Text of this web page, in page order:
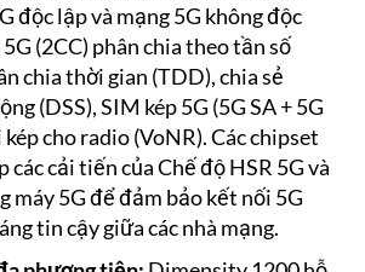
độc lập và mạng 5G không độc
(2CC) phân chia theo tần số
chia thời gian (TDD), chia sẻ
(DSS), SIM kép 5G (5G SA + 5G
kép cho radio (VoNR). Các chipset
các cải tiến của Chế độ HSR 5G và
máy 5G để đảm bảo kết nối 5G
tin cậy giữa các nhà mạng.